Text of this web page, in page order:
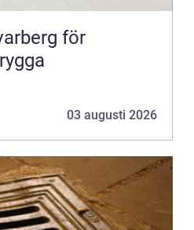
för
03 augusti 2026